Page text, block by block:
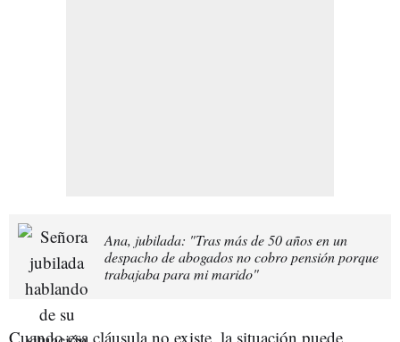
Ana, jubilada: "Tras más de 50 años en un
despacho de abogados no cobro pensión porque
trabajaba para mi marido"
Cuando esa cláusula no existe, la situación puede